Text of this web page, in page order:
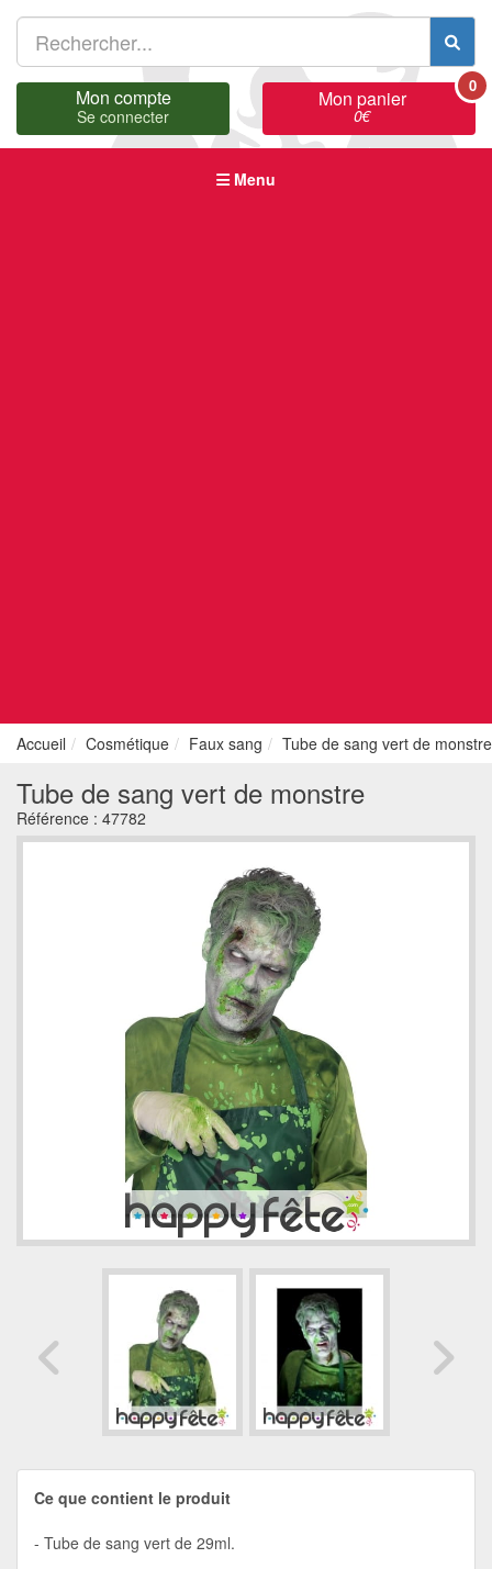
Mon compte
Se connecter
Mon panier
0€
0
Menu
Accueil Cosmétique Faux sang Tube de sang vert de monstre
Tube de sang vert de monstre
Référence : 47782
Ce que contient le produit
Tube de sang vert de 29ml.